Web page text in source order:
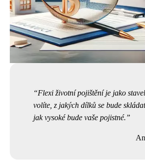
Flexi životní pojištění je jako
volíte, z jakých dílků se bude
jak vysoké bude vaše pojistné.